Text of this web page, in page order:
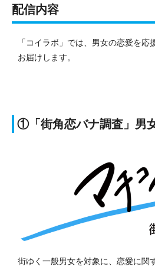
配信内容
「コイラボ」では、男女の恋愛を
お届けします。
①「街角恋バナ調査」男
街ゆく一般男女を対象に、恋愛に関